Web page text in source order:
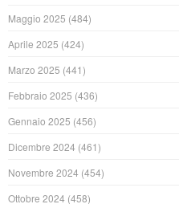
Maggio 2025 (484)
Aprile 2025 (424)
Marzo 2025 (441)
Febbraio 2025 (436)
Gennaio 2025 (456)
Dicembre 2024 (461)
Novembre 2024 (454)
Ottobre 2024 (458)